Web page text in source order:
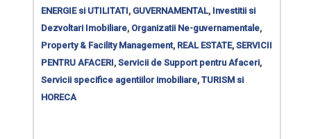
ENERGIE si UTILITATI, GUVERNAMENTAL, Investitii si
Dezvoltari Imobiliare, Organizatii Ne-guvernamentale,
Property & Facility Management, REAL ESTATE, SERVICII
PENTRU AFACERI, Servicii de Support pentru Afaceri,
Servicii specifice agentiilor imobiliare, TURISM si
HORECA